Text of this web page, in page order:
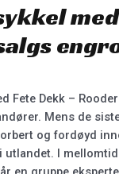
Fete Dekk –
Mens de
og fordøyd
utlandet. I